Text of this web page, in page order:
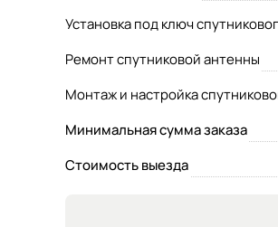
Установка под ключ
Ремонт спутниковой антенны
Монтаж и настройка
Минимальная сумма заказа
Стоимость выезда